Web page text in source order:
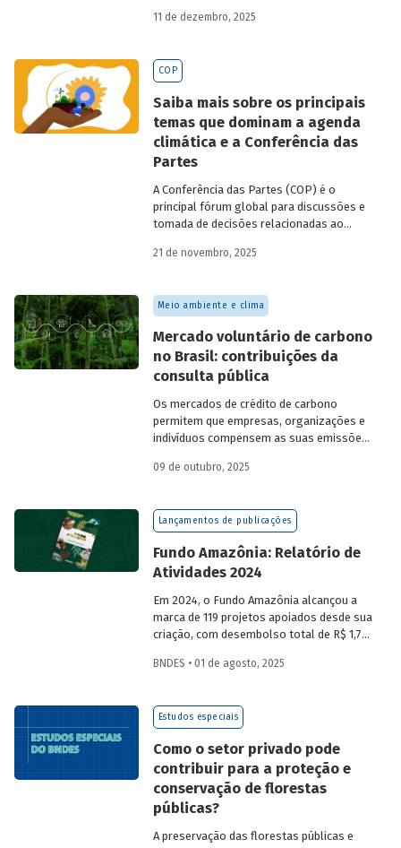
Souza, economistas do BNDES, reúne 25
BNDES
11 de dezembro, 2025
COP
Saiba mais sobre os principais
temas que dominam a agenda
climática e a Conferência das
Partes
A Conferência das Partes (COP) é o
principal fórum global para discussões e
tomada de decisões relacionadas ao
em vista a urgência cada vez maior do
as discussões das mesas de negociações
saiam do discurso e resultem em
compromissos, planos de ações e metas,
com prazos e recursos definidos.
21 de novembro, 2025
Meio ambiente e clima
Mercado voluntário de carbono
no Brasil: contribuições da
consulta pública
Os mercados de crédito de carbono
permitem que empresas, organizações e
indivíduos compensem as suas emissões
por projetos de redução de emissões
MMA realizaram uma consulta pública
sobre a certificação de carbono no
contribuições da sociedade civil,
especialistas e entidades do setor
visando avaliar os desafios e
oportunidades desse mercado. Conheça
os resultados.
09 de outubro, 2025
Lançamentos de publicações
Fundo Amazônia: Relatório de
Atividades 2024
Em 2024, o Fundo Amazônia alcançou a
marca de 119 projetos apoiados desde sua
criação, com desembolso total de R$ 1,76
sua atuação e os projetos estão reunidas
BNDES • 01 de agosto, 2025
Estudos especiais
Como o setor privado pode
contribuir para a proteção e
conservação de florestas
públicas?
A preservação das florestas públicas e